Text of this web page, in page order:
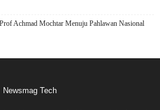
Achmad Mochtar Menuju Pahlawan Nasional